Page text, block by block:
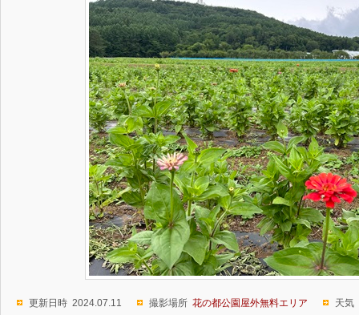
更新日時 2024.07.11 撮影場所 花の都公園屋外無料エリア 天気